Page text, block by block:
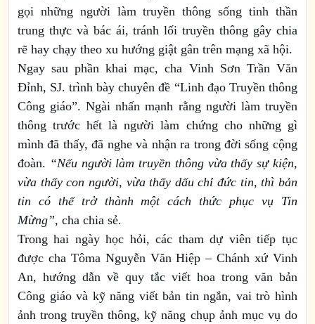
gọi những người làm truyền thông sống tinh thần
trung thực và bác ái, tránh lối truyền thông gây chia
rẽ hay chạy theo xu hướng giật gân trên mạng xã hội.
Ngay sau phần khai mạc, cha Vinh Sơn Trần Văn
Đỉnh, SJ. trình bày chuyên đề “Linh đạo Truyền thông
Công giáo”. Ngài nhấn mạnh rằng người làm truyền
thông trước hết là người làm chứng cho những gì
mình đã thấy, đã nghe và nhận ra trong đời sống cộng
đoàn. “Nếu người làm truyền thông vừa thấy sự kiện,
vừa thấy con người, vừa thấy dấu chỉ đức tin, thì bản
tin có thể trở thành một cách thức phục vụ Tin
Mừng”, cha chia sẻ.
Trong hai ngày học hỏi, các tham dự viên tiếp tục
được cha Tôma Nguyễn Văn Hiệp – Chánh xứ Vinh
An, hướng dẫn về quy tắc viết hoa trong văn bản
Công giáo và kỹ năng viết bản tin ngắn, vai trò hình
ảnh trong truyền thông, kỹ năng chụp ảnh mục vụ do